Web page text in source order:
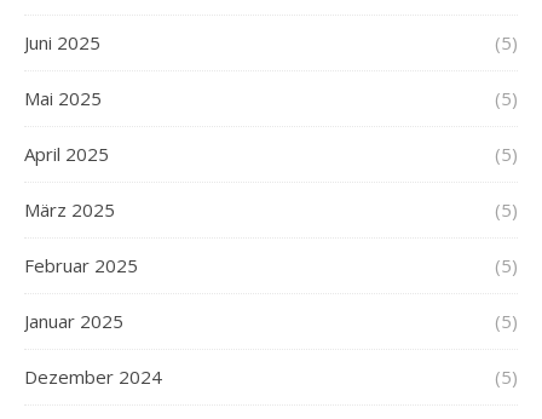
Juni 2025 (5)
Mai 2025 (5)
April 2025 (5)
März 2025 (5)
Februar 2025 (5)
Januar 2025 (5)
Dezember 2024 (5)